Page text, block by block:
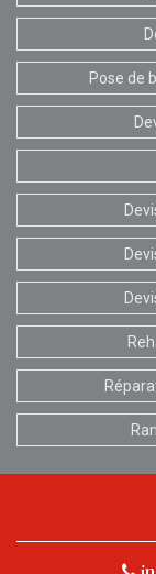
Pose de